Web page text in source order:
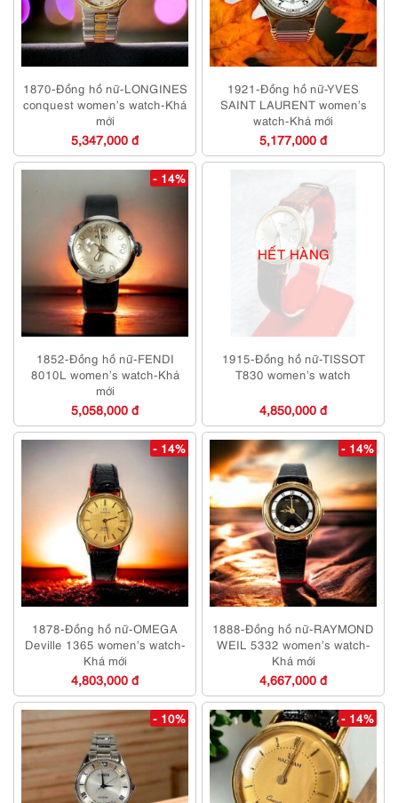
1870-Đồng hồ nữ-LONGINES
conquest women’s watch-Khá
mới
5,347,000 đ
1921-Đồng hồ nữ-YVES
SAINT LAURENT women’s
watch-Khá mới
5,177,000 đ
- 14%
1852-Đồng hồ nữ-FENDI
8010L women’s watch-Khá
mới
5,058,000 đ
HẾT HÀNG
1915-Đồng hồ nữ-TISSOT
T830 women’s watch
4,850,000 đ
- 14%
1878-Đồng hồ nữ-OMEGA
Deville 1365 women’s watch-
Khá mới
4,803,000 đ
- 14%
1888-Đồng hồ nữ-RAYMOND
WEIL 5332 women’s watch-
Khá mới
4,667,000 đ
- 10% - 14%